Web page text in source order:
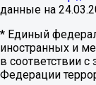
данные на
* Единый
иностранных и
в соответствии
Федерации